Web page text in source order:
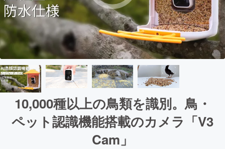
10,000種以上の鳥類を識別。鳥・
ペット認識機能搭載のカメラ「V3
Cam」